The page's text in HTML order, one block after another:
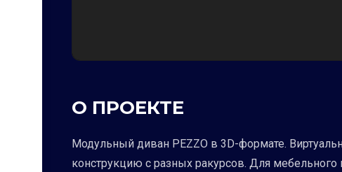
О ПРОЕКТЕ
Модульный диван PEZZO в 3D-формате.
конструкцию с разных ракурсов. Для мебельного